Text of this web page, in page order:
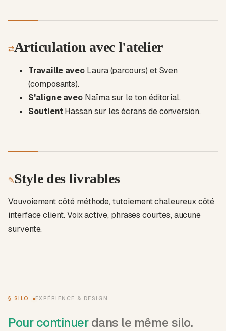
⇄Articulation avec l'atelier
Travaille avec Laura (parcours) et Sven
(composants).
S'aligne avec Naïma sur le ton éditorial.
SoutientHassan sur les écrans de conversion.
✎Style des livrables
Vouvoiement côté méthode, tutoiement chaleureux côté
interface client. Voix active, phrases courtes, aucune
survente.
§ SILO EXPÉRIENCE & DESIGN
Pour continuerdans le même silo.